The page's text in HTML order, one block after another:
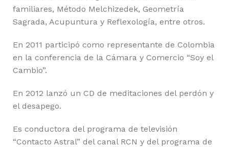
familiares, Método Melchizedek, Geometría
Sagrada, Acupuntura y Reflexología, entre otros.
En 2011 participó como representante de Colombia
en la conferencia de la Cámara y Comercio “Soy el
Cambio”.
En 2012 lanzó un CD de meditaciones del perdón y
el desapego.
Es conductora del programa de televisión
“Contacto Astral” del canal RCN y del programa de